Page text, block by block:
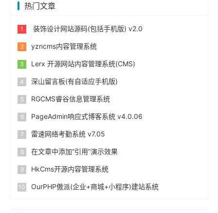
热门文章
装饰设计网站源码(包括手机版) v2.0
yzncms内容管理系统
Lerx 开源网站内容管理系统(CMS)
深山留言板(有自适应手机版)
RGCMS睿谷信息管理系统
PageAdmin响应式博客系统 v4.0.06
雷速网络考勤系统 v7.05
在文章中添加“引用”演示效果
HkCms开源内容管理系统
OurPHP傲派(企业+商城+小程序)建站系统